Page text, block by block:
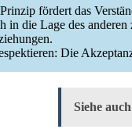
fördert das
in die Lage des
Die
Siehe auch